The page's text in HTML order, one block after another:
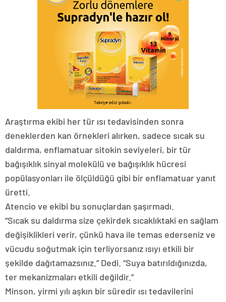
Araştırma ekibi her tür ısı tedavisinden sonra
deneklerden kan örnekleri alırken, sadece sıcak su
daldırma, enflamatuar sitokin seviyeleri, bir tür
bağışıklık sinyal molekülü ve bağışıklık hücresi
popülasyonları ile ölçüldüğü gibi bir enflamatuar yanıt
üretti.
Atencio ve ekibi bu sonuçlardan şaşırmadı.
“Sıcak su daldırma size çekirdek sıcaklıktaki en sağlam
değişiklikleri verir, çünkü hava ile temas ederseniz ve
vücudu soğutmak için terliyorsanız ısıyı etkili bir
şekilde dağıtamazsınız.” Dedi. “Suya batırıldığınızda,
ter mekanizmaları etkili değildir.”
Minson, yirmi yılı aşkın bir süredir ısı tedavilerini